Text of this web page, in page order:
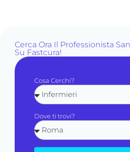
Cerca Ora Il Professionista
Su Fastcura!
Cosa Cerchi?
Dove ti trovi?